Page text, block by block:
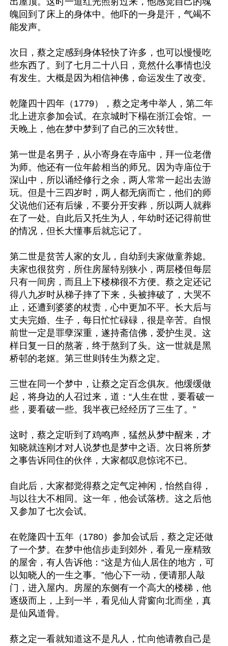
魄回到了床上的身体中。他吓的一身是汗，气竭不
能发声。
次日，蔡之定感到身体轻快了许多，也可以慢慢吃
些东西了。到了七月二十八日，竟然什么事情也没
有发生。大概是因为相信神佛，命运发生了改变。
乾隆四十四年（1779），蔡之定考中举人，第二年
北上进京参加会试。在京城时下榻在浙江会馆。一
天晚上，他在梦中梦到了自己的三次转世。
第一世是名男子，从小寄身在寺庙中，拜一位老僧
为师。他还有一位年龄相当的师兄。因为寺庙位于
深山中，所以诵经修行之余，两人常常一起出去游
玩。但是十三四岁时，两人都无病而亡，他们的师
父说他们还有后缘，不要分开安葬，所以两人就葬
在了一处。自此后又托生为人，年幼时还记得前世
的情况，但长大懂事后就忘记了。
第二世是贫苦人家的女儿，自幼到夫家做童养媳。
夫家也很贫穷，所住房屋特别狭小，两层楼但每层
只有一间房，而且上下楼梯很不方便。蔡之定还记
得八九岁时从梯子摔了下来，头被摔破了，大哭不
止，还遭到婆婆的杖责，心中更加不平。长大后与
丈夫完婚、生子，每日忙忙碌碌，很是辛苦。自恨
前世一定是罪孽深重，遂持斋信佛，爱护生灵。这
样日复一日的熬著，终于熬到了头。这一世就是黑
桥邨的老妪。第三世则转生为蔡之定。
三世在同一个梦中，让蔡之定百念俱灰。他缓缓做
起，将身边的人召过来，道：“人生在世，要看破一
些，要看破一些。我半夜已经经历了三生了。”
这时，蔡之定听到了鸡鸣声，猛然从梦中醒来，才
知晓就连刚才对人说梦也是梦中之语。次日将所梦
之事告诉同住的伙伴，大家都叹息惊诧不已。
自此后，大家都觉得蔡之定气定神闲，怡然自得，
与以往大不相同。这一年，他会试落榜。这之后他
又参加了七次会试。
在乾隆四十五年（1780）参加会试后，蔡之定还做
了一个梦。在梦中他信步走到郊外，看见一座精致
的屋舍，有人告诉他：“这是方仙人居住的地方，可
以知晓人的一生之事。”他心下一动，便请那人敲
门，进入屋内。房屋的东侧有一个高大的楼梯，他
逐级而上，上到一半，看见仙人背窗向北而坐，真
是仙风道骨。
蔡之定一看就知道这不是凡人，忙向他请教自己是